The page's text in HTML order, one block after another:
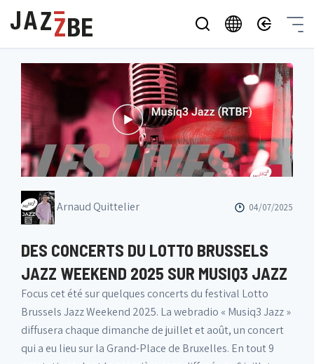
Arnaud Quittelier 04/07/2025
DES CONCERTS DU LOTTO BRUSSELS
JAZZ WEEKEND 2025 SUR MUSIQ3 JAZZ
Focus cet été sur quelques concerts du festival Lotto
Brussels Jazz Weekend 2025. La webradio « Musiq3 Jazz »
diffusera chaque dimanche de juillet et août, un concert
qui a eu lieu sur la Grand-Place de Bruxelles. En tout 9